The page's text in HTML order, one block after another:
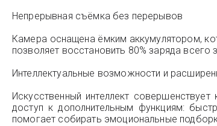
Непрерывная съёмка без перерывов
Камера оснащена ёмким аккумулятором,
позволяет восстановить 80% заряда
Интеллектуальные возможности и
Искусственный интеллект
доступ к дополнительным функциям:
помогает собирать эмоциональные